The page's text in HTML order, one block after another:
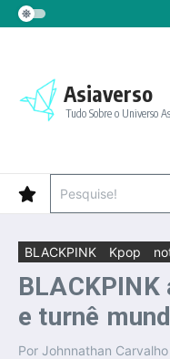
Ir para o conteúdo
Asiaverso
Tudo Sobre o Universo
BLACKPINK Kpop
e turnê
Por Johnnathan Carvalho